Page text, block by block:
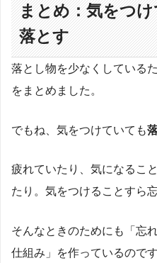
まとめ：気をつ
落とす
落とし物を少なくしている
をまとめました。
でもね、気をつけていても
疲れていたり、気になるこ
たり。気をつけることすら
そんなときのためにも「忘
仕組み」を作っているので